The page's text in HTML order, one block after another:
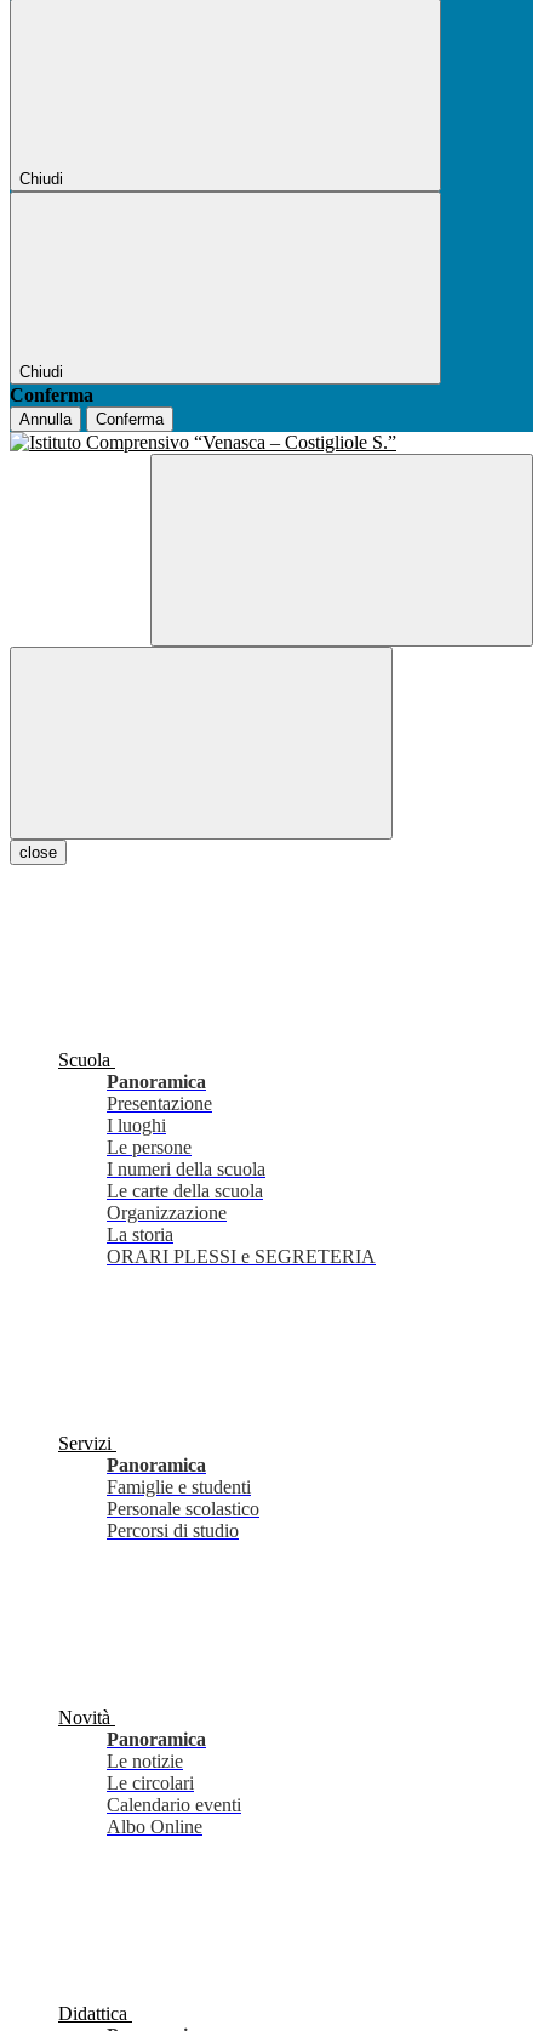
Chiudi
Chiudi
Conferma
Annulla Conferma
close
Scuola
Panoramica
Presentazione
I luoghi
Le persone
I numeri della scuola
Le carte della scuola
Organizzazione
La storia
ORARI PLESSI e SEGRETERIA
Servizi
Panoramica
Famiglie e studenti
Personale scolastico
Percorsi di studio
Novità
Panoramica
Le notizie
Le circolari
Calendario eventi
Albo Online
Didattica